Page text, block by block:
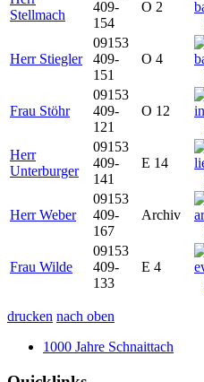
Stellmach
409-
154
O 2
Herr Stiegler
09153
409-
151
O 4
Frau Stöhr
09153
409-
121
O 12
Herr
Unterburger
09153
409-
141
E 14
Herr Weber
09153
409-
167
Archiv
Frau Wilde
09153
409-
133
E 4
drucken nach oben
1000 Jahre Schnaittach